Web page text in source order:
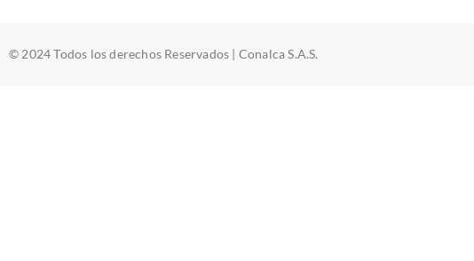
© 2024 Todos los derechos Reservados | Conalca S.A.S.